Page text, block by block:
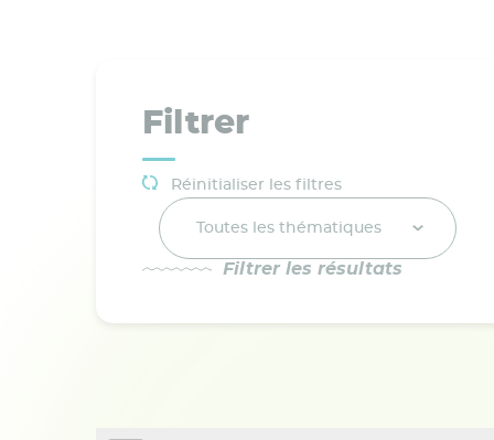
Filtrer
Réinitialiser les filtres
Toutes les thématiques
Filtrer les résultats